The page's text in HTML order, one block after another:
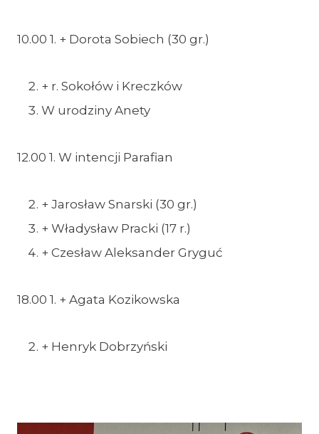
10.00 1. + Dorota Sobiech (30 gr.)
+ r. Sokołów i Kreczków
W urodziny Anety
12.00 1. W intencji Parafian
+ Jarosław Snarski (30 gr.)
+ Władysław Pracki (17 r.)
+ Czesław Aleksander Gryguć
18.00 1. + Agata Kozikowska
+ Henryk Dobrzyński